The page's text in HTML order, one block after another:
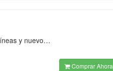
y nuevo…
Comprar Ahora